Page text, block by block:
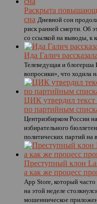
Раскрыта
сна Дневной сон
риск ранней смерти. Об
со ссылкой на выводы,
Ида Галич
Телеведущая и блогерша
вопросики», что ходила
ЦИК утвердил текст
по партийным
Центризбирком России
избирательного
политических партий
Преступный клон
а как же процесс
App Store, который часто
на этой неделе
мошенническое